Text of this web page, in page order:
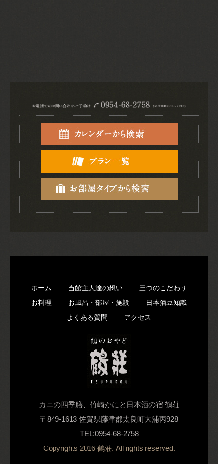
ホーム 当館主人達の想い
三つのこだわり
お料理
お風呂・部屋・施設
日本酒豆知識
よくある質問
アクセス
カニの四季膳、竹崎かにと日本酒の宿 鶴荘
〒849-1613 佐賀県藤津郡太良町大浦丙928
TEL:0954-68-2758
Copyrights 2016 鶴荘. All rights reserved.